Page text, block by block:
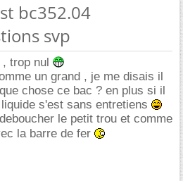
bc352.04
svp
trop nul
un grand , je me disais il
chose ce bac ? en plus si il
s'est sans entretiens
le petit trou et comme
la barre de fer